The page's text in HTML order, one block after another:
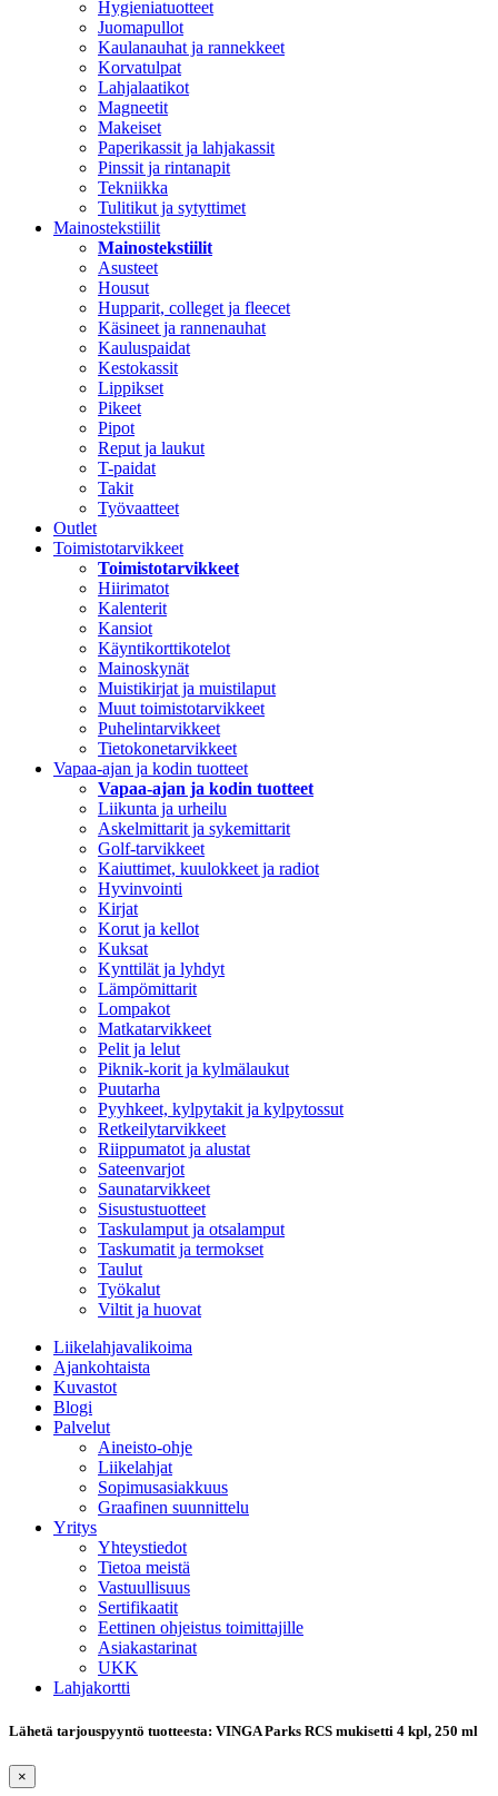
Hygieniatuotteet
Juomapullot
Kaulanauhat ja rannekkeet
Korvatulpat
Lahjalaatikot
Magneetit
Makeiset
Paperikassit ja lahjakassit
Pinssit ja rintanapit
Tekniikka
Tulitikut ja sytyttimet
Mainostekstiilit
Mainostekstiilit
Asusteet
Housut
Hupparit, colleget ja fleecet
Käsineet ja rannenauhat
Kauluspaidat
Kestokassit
Lippikset
Pikeet
Pipot
Reput ja laukut
T-paidat
Takit
Työvaatteet
Outlet
Toimistotarvikkeet
Toimistotarvikkeet
Hiirimatot
Kalenterit
Kansiot
Käyntikorttikotelot
Mainoskynät
Muistikirjat ja muistilaput
Muut toimistotarvikkeet
Puhelintarvikkeet
Tietokonetarvikkeet
Vapaa-ajan ja kodin tuotteet
Vapaa-ajan ja kodin tuotteet
Liikunta ja urheilu
Askelmittarit ja sykemittarit
Golf-tarvikkeet
Kaiuttimet, kuulokkeet ja radiot
Hyvinvointi
Kirjat
Korut ja kellot
Kuksat
Kynttilät ja lyhdyt
Lämpömittarit
Lompakot
Matkatarvikkeet
Pelit ja lelut
Piknik-korit ja kylmälaukut
Puutarha
Pyyhkeet, kylpytakit ja kylpytossut
Retkeilytarvikkeet
Riippumatot ja alustat
Sateenvarjot
Saunatarvikkeet
Sisustustuotteet
Taskulamput ja otsalamput
Taskumatit ja termokset
Taulut
Työkalut
Viltit ja huovat
Liikelahjavalikoima
Ajankohtaista
Kuvastot
Blogi
Palvelut
Aineisto-ohje
Liikelahjat
Sopimusasiakkuus
Graafinen suunnittelu
Yritys
Yhteystiedot
Tietoa meistä
Vastuullisuus
Sertifikaatit
Eettinen ohjeistus toimittajille
Asiakastarinat
UKK
Lahjakortti
Lähetä tarjouspyyntö tuotteesta: VINGA Parks RCS mukisetti 4 kpl, 250 ml
×